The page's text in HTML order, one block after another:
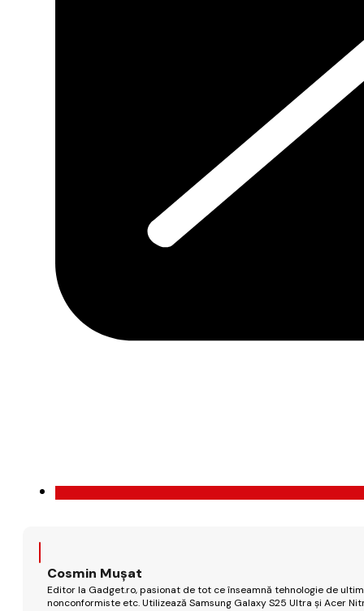
Cosmin Mușat
Editor la Gadget.ro, pasionat de tot ce înseamnă tehnologie de
nonconformiste etc. Utilizează Samsung Galaxy S25 Ultra și Acer